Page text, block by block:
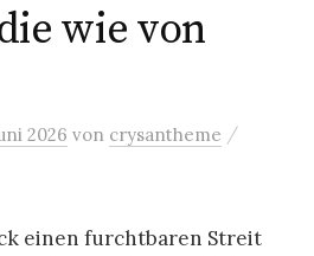
wie von
2026 von crysantheme /
einen furchtbaren Streit